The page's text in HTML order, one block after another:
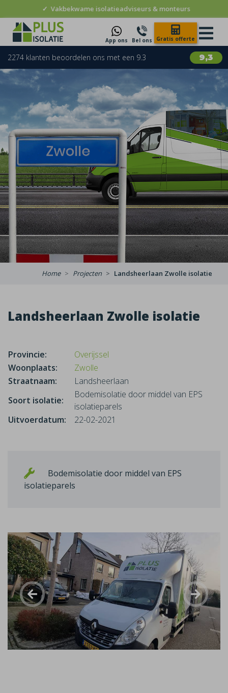
✓ Vakbekwame isolatieadviseurs & monteurs
App ons Bel ons Gratis offerte
9,3
2274 klanten beoordelen ons met een 9.3
Home Projecten Landsheerlaan Zwolle isolatie
Landsheerlaan Zwolle isolatie
Provincie:
Overijssel
Woonplaats:
Zwolle
Straatnaam:
Landsheerlaan
Soort isolatie:
Bodemisolatie door middel van EPS
isolatieparels
Uitvoerdatum:
22-02-2021
Bodemisolatie door middel van EPS
isolatieparels